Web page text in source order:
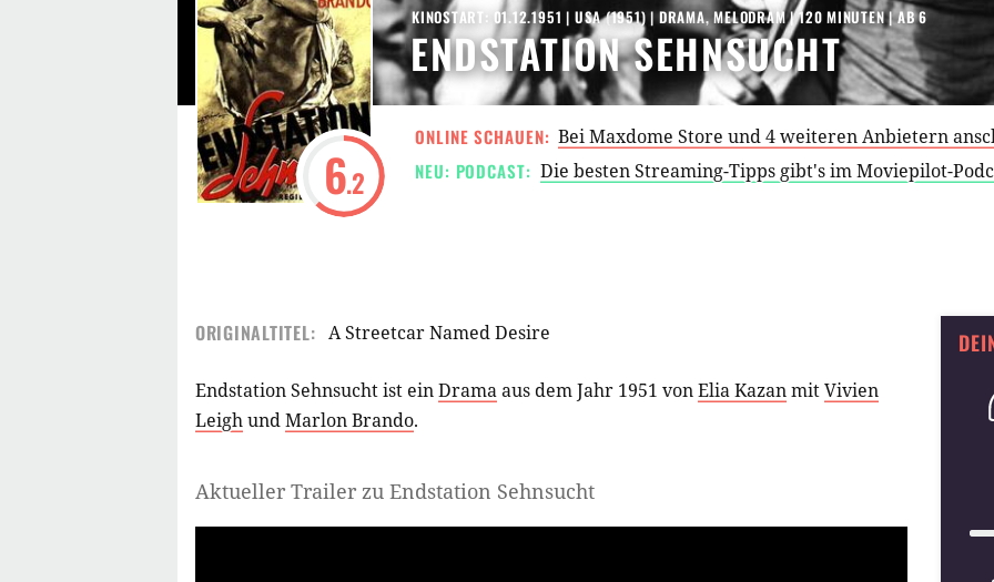
6.2
ENDSTATION SEHNSUCHT
KINOSTART: 01.12.1951 | USA(1951) |DRAMA,MELODRAM| 120 MINUTEN|AB 6
ONLINE SCHAUEN: Bei Maxdome Store und 4 weiteren Anbietern
NEU: PODCAST: Die besten Streaming-Tipps gibt's im Moviepilot-
ORIGINALTITEL: A Streetcar Named Desire
Endstation Sehnsucht ist einDramaaus dem Jahr 1951 vonElia KazanmitVivien
LeighundMarlon Brando.
Aktueller Trailer zu Endstation Sehnsucht